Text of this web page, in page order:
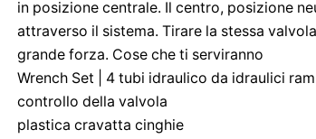
in posizione centrale. Il centro, posizione
attraverso il sistema. Tirare la stessa
grande forza. Cose che ti serviranno
Wrench Set | 4 tubi idraulico da idraulici ram
controllo della valvola
plastica cravatta cinghie